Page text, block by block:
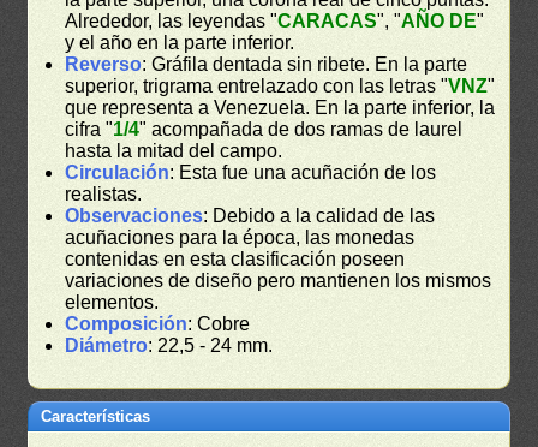
Alrededor, las leyendas "CARACAS", "AÑO DE"
y el año en la parte inferior.
Reverso: Gráfila dentada sin ribete. En la parte
superior, trigrama entrelazado con las letras "VNZ"
que representa a Venezuela. En la parte inferior, la
cifra "1/4" acompañada de dos ramas de laurel
hasta la mitad del campo.
Circulación: Esta fue una acuñación de los
realistas.
Observaciones: Debido a la calidad de las
acuñaciones para la época, las monedas
contenidas en esta clasificación poseen
variaciones de diseño pero mantienen los mismos
elementos.
Composición: Cobre
Diámetro: 22,5 - 24 mm.
Características